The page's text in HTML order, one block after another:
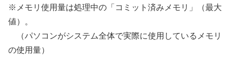
※メモリ使用量は処理中の「コミット済みメモリ」（最大
値）。
（パソコンがシステム全体で実際に使用しているメモリ
の使用量）